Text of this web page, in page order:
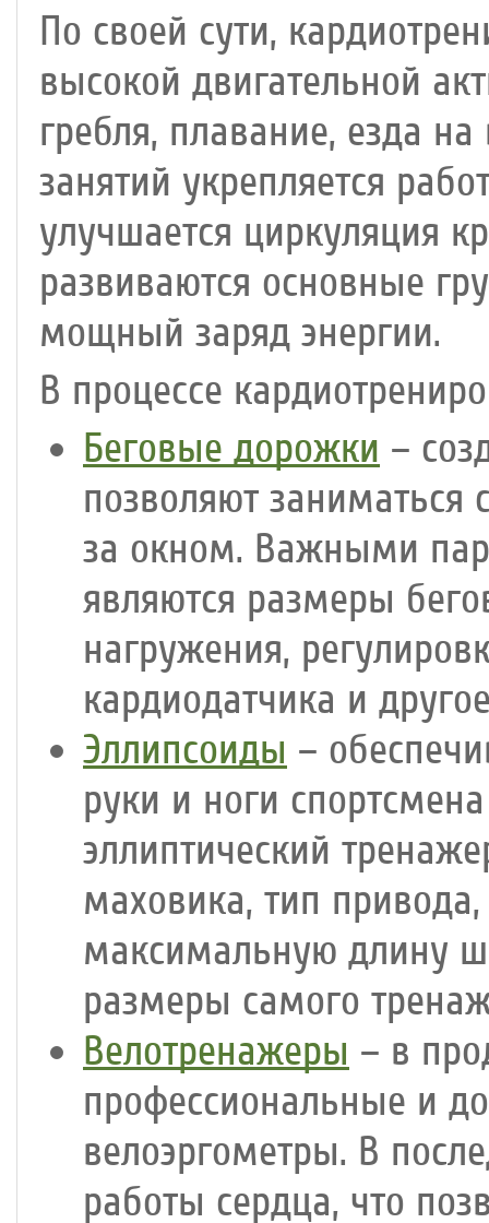
По своей сути,
высокой двигательной
гребля, плавание, езда
занятий укрепляется
улучшается циркуляция
развиваются основные
мощный заряд энергии.
В процессе
Беговые дорожки –
позволяют
за окном. Важными
являются размеры
нагружения,
кардиодатчика и
Эллипсоиды –
руки и ноги
эллиптический
маховика, тип
максимальную длину
размеры самого
Велотренажеры – в
профессиональные и
велоэргометры. В
работы сердца, что